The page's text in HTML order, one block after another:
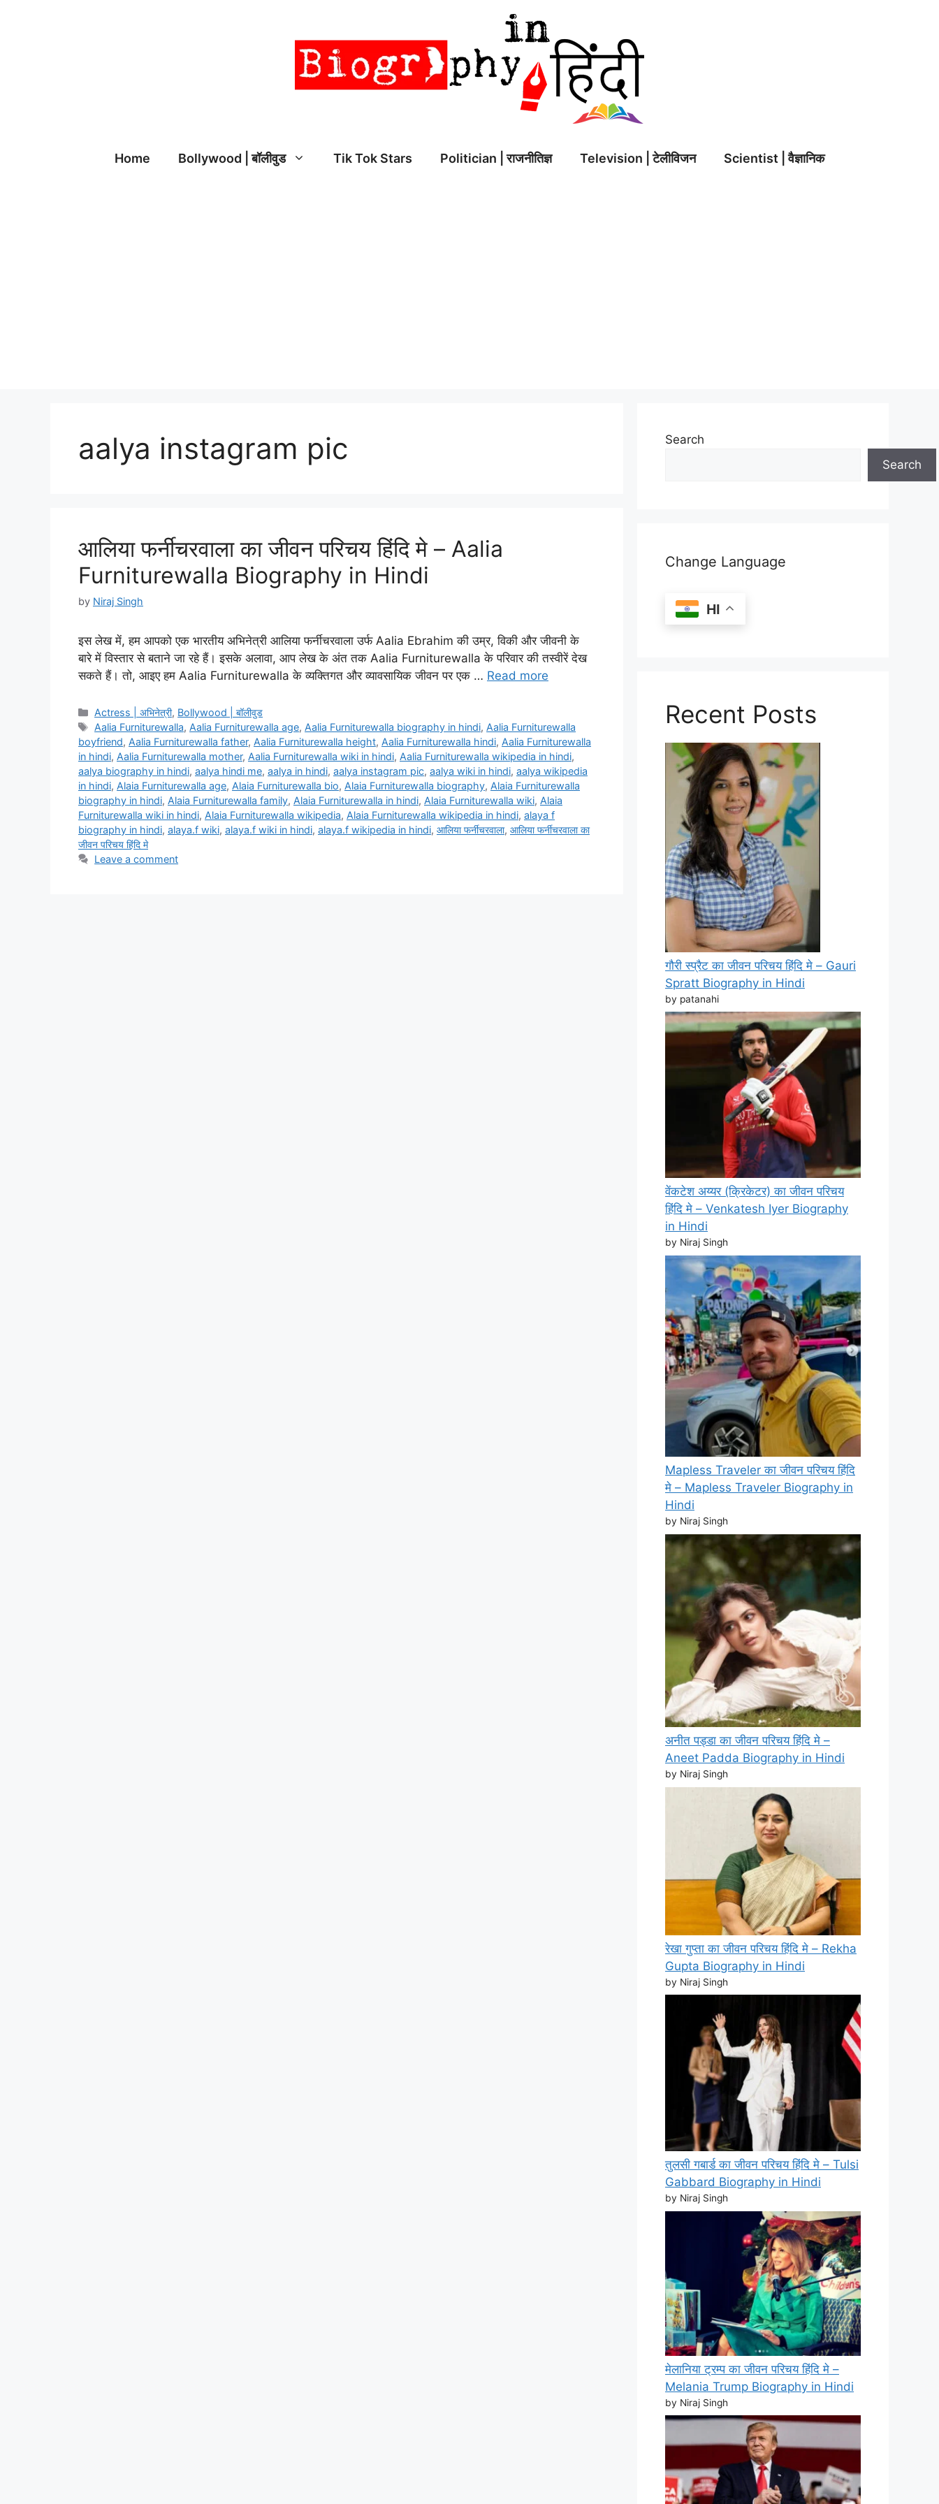
Home Bollywood | बॉलीवुड Tik Tok Stars Politician | राजनीतिज्ञ Television | टेलीविजन Scientist | वैज्ञानिक
aalya instagram pic
आलिया फर्नीचरवाला का जीवन परिचय हिंदि मे – Aalia
Furniturewalla Biography in Hindi
by Niraj Singh
इस लेख में, हम आपको एक भारतीय अभिनेत्री आलिया फर्नीचरवाला उर्फ Aalia Ebrahim की उम्र, विकी और जीवनी के
बारे में विस्तार से बताने जा रहे हैं। इसके अलावा, आप लेख के अंत तक Aalia Furniturewalla के परिवार की तस्वीरें देख
सकते हैं। तो, आइए हम Aalia Furniturewalla के व्यक्तिगत और व्यावसायिक जीवन पर एक … Read more
Categories
Actress | अभिनेत्री, Bollywood | बॉलीवुड
Tags
Aalia Furniturewalla, Aalia Furniturewalla age, Aalia Furniturewalla biography in hindi, Aalia Furniturewalla
boyfriend, Aalia Furniturewalla father, Aalia Furniturewalla height, Aalia Furniturewalla hindi, Aalia Furniturewalla
in hindi, Aalia Furniturewalla mother, Aalia Furniturewalla wiki in hindi, Aalia Furniturewalla wikipedia in hindi,
aalya biography in hindi, aalya hindi me, aalya in hindi, aalya instagram pic, aalya wiki in hindi, aalya wikipedia
in hindi, Alaia Furniturewalla age, Alaia Furniturewalla bio, Alaia Furniturewalla biography, Alaia Furniturewalla
biography in hindi, Alaia Furniturewalla family, Alaia Furniturewalla in hindi, Alaia Furniturewalla wiki, Alaia
Furniturewalla wiki in hindi, Alaia Furniturewalla wikipedia, Alaia Furniturewalla wikipedia in hindi, alaya f
biography in hindi, alaya.f wiki, alaya.f wiki in hindi, alaya.f wikipedia in hindi, आलिया फर्नीचरवाला, आलिया फर्नीचरवाला का
जीवन परिचय हिंदि मे
Leave a comment
Search
Search
Change Language
HI
Recent Posts
गौरी स्प्रैट का जीवन परिचय हिंदि मे – Gauri
Spratt Biography in Hindi
by patanahi
वेंकटेश अय्यर (क्रिकेटर) का जीवन परिचय
हिंदि मे – Venkatesh Iyer Biography
in Hindi
by Niraj Singh
Mapless Traveler का जीवन परिचय हिंदि
मे – Mapless Traveler Biography in
Hindi
by Niraj Singh
अनीत पड्डा का जीवन परिचय हिंदि मे –
Aneet Padda Biography in Hindi
by Niraj Singh
रेखा गुप्ता का जीवन परिचय हिंदि मे – Rekha
Gupta Biography in Hindi
by Niraj Singh
तुलसी गबार्ड का जीवन परिचय हिंदि मे – Tulsi
Gabbard Biography in Hindi
by Niraj Singh
मेलानिया ट्रम्प का जीवन परिचय हिंदि मे –
Melania Trump Biography in Hindi
by Niraj Singh